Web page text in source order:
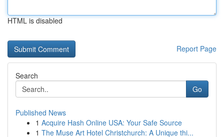
HTML is disabled
Report Page
Search
Go
Published News
1 Acquire Hash Online USA: Your Safe Source
1 The Muse Art Hotel Christchurch: A Unique thi...